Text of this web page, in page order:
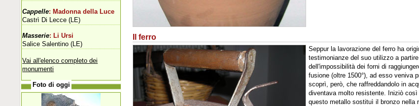
Il ferro
Seppur la lavorazione del ferro ha
testimonianze del suo utilizzo a
dell'impossibilità dei forni di
fusione (oltre 1500°), ad esso veniva
scoprì, però, che raffreddandolo in
diventava molto resistente. Iniziò
questo metallo sostituì il bronzo nella
Cappelle: Madonna della Luce
Castrì Di Lecce (LE)
Masserie: Li Ursi
Salice Salentino (LE)
Vai all'elenco completo dei
monumenti
Foto di oggi